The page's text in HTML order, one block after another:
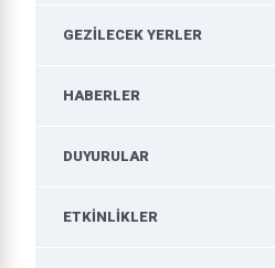
GEZILECEK YERLER
HABERLER
DUYURULAR
ETKINLIKLER